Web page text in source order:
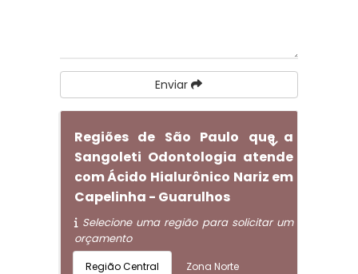
Enviar
Regiões de São Paulo que a
Sangoleti Odontologia atende
com Ácido Hialurônico Nariz em
Capelinha - Guarulhos
Selecione uma região para solicitar um
orçamento
Região Central Zona Norte